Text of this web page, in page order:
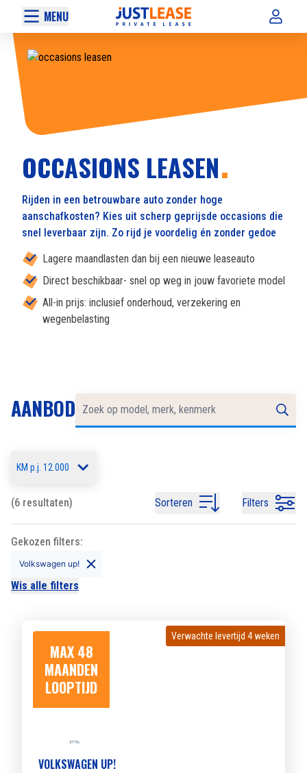
MENU
OCCASIONS LEASEN
Rijden in een betrouwbare auto zonder hoge
aanschafkosten? Kies uit scherp geprijsde occasions die
snel leverbaar zijn. Zo rijd je voordelig én zonder gedoe
Lagere maandlasten dan bij een nieuwe leaseauto
Direct beschikbaar- snel op weg in jouw favoriete model
All-in prijs: inclusief onderhoud, verzekering en
wegenbelasting
AANBOD
KM p.j. 12.000
(6 resultaten) Sorteren Filters
Gekozen filters:
Volkswagen up!
Wis alle filters
MAX 48
MAANDEN
LOOPTIJD
Verwachte levertijd 4 weken
Verwachte levertijd 4 weken
VOLKSWAGEN UP!